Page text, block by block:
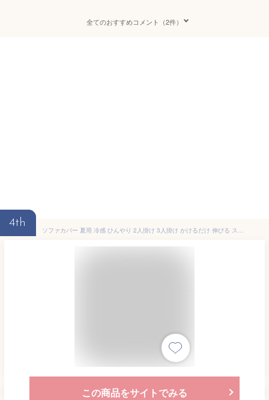
全てのおすすめコメント（2件）
4th
ソファカバー 夏用 冷感 ひんやり 2人掛け 3人掛け かけるだけ 伸びる ストレッチ 洗える のびる 撥水加工 ズレ防止対策 肘付き 肘ありソファ 一体型 おしゃれ 伸縮性 高弾力 滑り止め 爪とぎ防止 カウチ
この商品をサイトでみる